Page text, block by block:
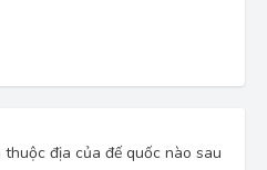
địa của đế quốc nào sau